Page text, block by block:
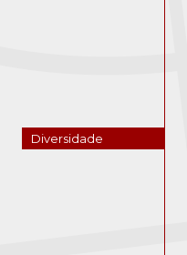
Diversidade